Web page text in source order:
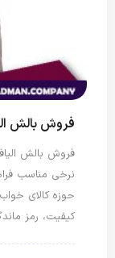
فروش بالش
فروش بالش
نرخی مناسب
حوزه کالای
کیفیت، رمز